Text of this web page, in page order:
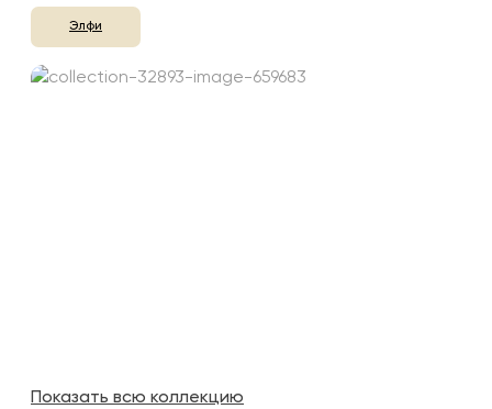
Элфи
Показать всю коллекцию